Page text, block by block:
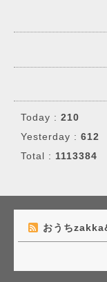
Today : 210
Yesterday : 612
Total : 1113384
おうち